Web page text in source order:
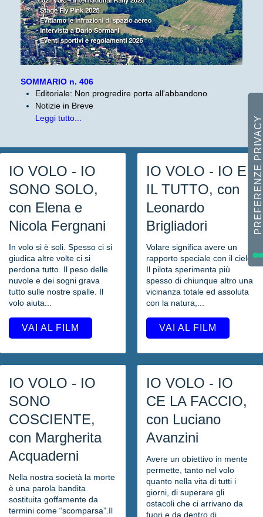
SOMMARIO n. 406
Editoriale: Non progredire porta all'abbandono
Notizie in Breve
Leggi tutto...
IO VOLO - IO
SONO SOLO,
con Elena e
Nicola Fergnani
In volo si è soli. Spesso ci si
giudica altre volte ci si
perdona tutto. Il peso delle
nuvole e dei sogni grava
tutto sulle nostre spalle. Il
volo aiuta...
VAI AL FILM
IO VOLO - IO E
IL TUTTO, con
Leonardo
Brigliadori
Volare significa avere un
rapporto speciale con il cielo.
Il pilota sperimenta più
spesso di chiunque altro una
vicinanza totale ed assoluta
con la natura,...
VAI AL FILM
IO VOLO - IO
SONO
COSCIENTE,
con Margherita
Acquaderni
Nella nostra società la morte
è una parola bandita
sostituita goffamente da
termini come “scomparsa”.Il
IO VOLO - IO
CE LA FACCIO,
con Luciano
Avanzini
Avere un obiettivo in mente
permette, tanto nel volo
quanto nella vita di tutti i
giorni, di superare gli
ostacoli che ci arrivano da
fuori e da dentro di...